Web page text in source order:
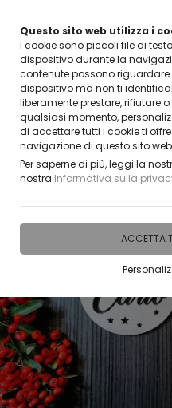
Questo sito web utilizza i
I cookie sono piccoli file di
dispositivo durante la
contenute possono riguardare
dispositivo ma non ti
liberamente prestare, rifiutare
qualsiasi momento,
di accettare tutti i cookie ti
navigazione di questo sito
Per saperne di più, leggi la
nostra Informativa sulla
ACCETTA
VUOI DIVENTARE UN
Home IDEE E REGALI